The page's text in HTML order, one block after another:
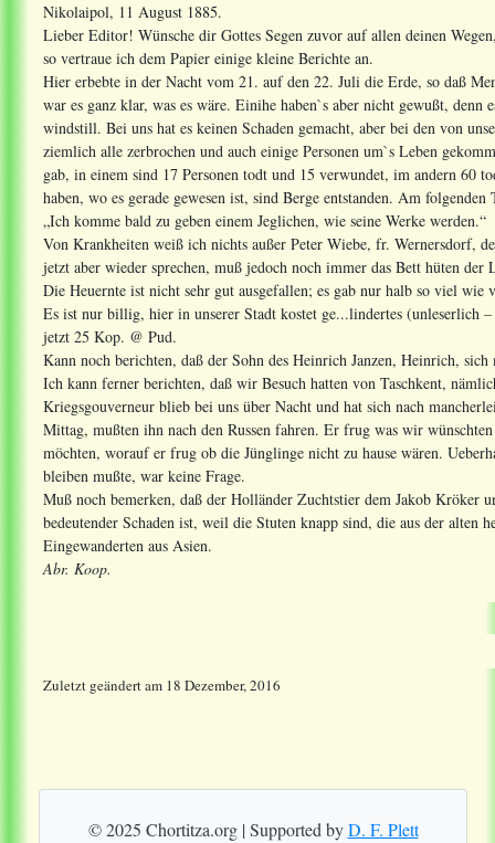
Nikolaipol, 11 August 1885.
Lieber Editor! Wünsche dir Gottes Segen zuvor auf allen deinen
so vertraue ich dem Papier einige kleine Berichte an.
Hier erbebte in der Nacht vom 21. auf den 22. Juli die Erde, so daß
war es ganz klar, was es wäre. Einihe haben`s aber nicht gewußt,
windstill. Bei uns hat es keinen Schaden gemacht, aber bei den von
ziemlich alle zerbrochen und auch einige Personen um`s Leben
gab, in einem sind 17 Personen todt und 15 verwundet, im andern 60
haben, wo es gerade gewesen ist, sind Berge entstanden. Am
„Ich komme bald zu geben einem Jeglichen, wie seine Werke werden.“
Von Krankheiten weiß ich nichts außer Peter Wiebe, fr. Wernersdorf,
jetzt aber wieder sprechen, muß jedoch noch immer das Bett hüten der
Die Heuernte ist nicht sehr gut ausgefallen; es gab nur halb so viel wie
Es ist nur billig, hier in unserer Stadt kostet ge...lindertes
jetzt 25 Kop. @ Pud.
Kann noch berichten, daß der Sohn des Heinrich Janzen, Heinrich,
Ich kann ferner berichten, daß wir Besuch hatten von Taschkent,
Kriegsgouverneur blieb bei uns über Nacht und hat sich nach
Mittag, mußten ihn nach den Russen fahren. Er frug was wir
möchten, worauf er frug ob die Jünglinge nicht zu hause wären.
bleiben mußte, war keine Frage.
Muß noch bemerken, daß der Holländer Zuchtstier dem Jakob Kröker
bedeutender Schaden ist, weil die Stuten knapp sind, die aus der
Eingewanderten aus Asien.
Abr. Koop.
Zuletzt geändertam 18 Dezember, 2016
© 2025 Chortitza.org | Supported byD. F. Plett